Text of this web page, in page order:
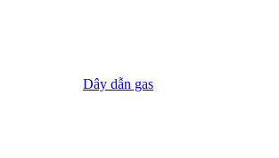
Dây dẫn gas